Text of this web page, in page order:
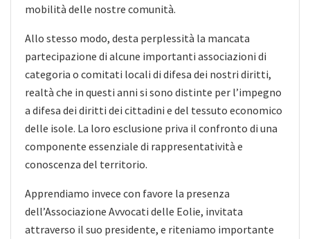
mobilità delle nostre comunità.
Allo stesso modo, desta perplessità la mancata
partecipazione di alcune importanti associazioni di
categoria o comitati locali di difesa dei nostri diritti,
realtà che in questi anni si sono distinte per l’impegno
a difesa dei diritti dei cittadini e del tessuto economico
delle isole. La loro esclusione priva il confronto di una
componente essenziale di rappresentatività e
conoscenza del territorio.
Apprendiamo invece con favore la presenza
dell’Associazione Avvocati delle Eolie, invitata
attraverso il suo presidente, e riteniamo importante